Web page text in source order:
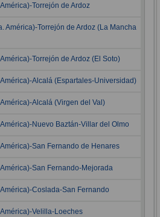
Torrejón de Ardoz
América)-Torrejón de Ardoz (La Mancha
Torrejón de Ardoz (El Soto)
Alcalá (Espartales-Universidad)
Alcalá (Virgen del Val)
Nuevo Baztán-Villar del Olmo
San Fernando de Henares
San Fernando-Mejorada
Coslada-San Fernando
Velilla-Loeches